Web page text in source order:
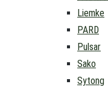
Liemke
PARD
Pulsar
Sako
Sytong